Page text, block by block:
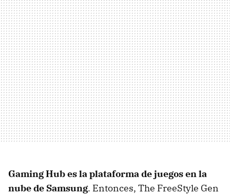
Gaming Hub es la plataforma de juegos en la
nube de Samsung. Entonces, The FreeStyle Gen